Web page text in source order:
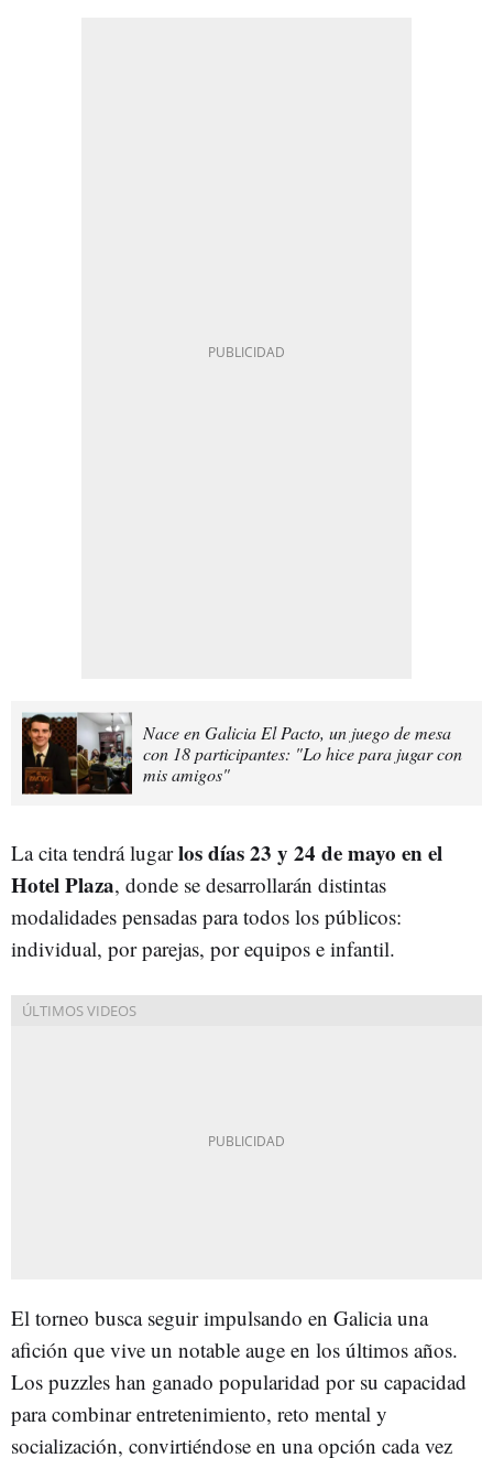
Nace en Galicia El Pacto, un juego de mesa
con 18 participantes: "Lo hice para jugar con
mis amigos"
La cita tendrá lugarlos días 23 y 24 de mayo en el
Hotel Plaza, donde se desarrollarán distintas
modalidades pensadas para todos los públicos:
individual, por parejas, por equipos e infantil.
El torneo busca seguir impulsando en Galicia una
afición que vive un notable auge en los últimos años.
Los puzzles han ganado popularidad por su capacidad
para combinar entretenimiento, reto mental y
socialización, convirtiéndose en una opción cada vez